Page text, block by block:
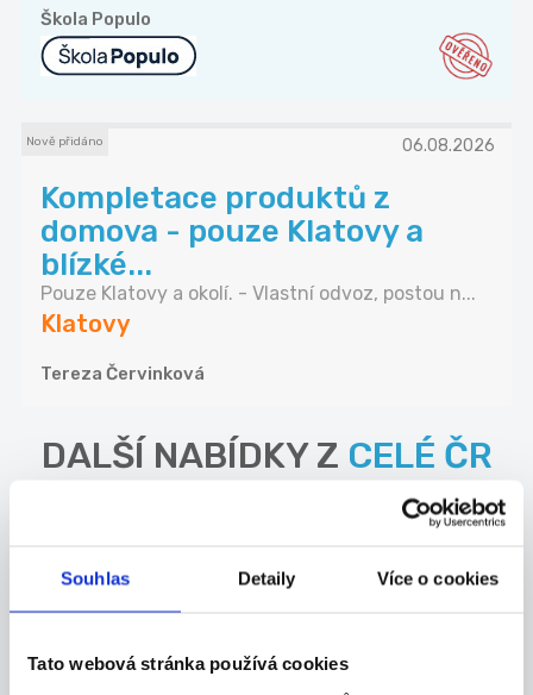
Souhlas Detaily Více o cookies
Tato webová stránka používá cookies
Škola Populo
Nově přidáno 06.08.2026
Kompletace produktů z
domova - pouze Klatovy a
blízké...
Pouze Klatovy a okolí. - Vlastní odvoz, postou n...
Klatovy
Tereza Červinková
DALŠÍ NABÍDKY Z CELÉ ČR
23.07.2026
potravinářství | 60 000 Kč
Celá ČR